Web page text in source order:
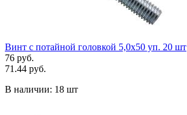
Винт с потайной головкой 5,0х50 уп. 20 шт
76 руб.
71.44 руб.
В наличии: 18 шт